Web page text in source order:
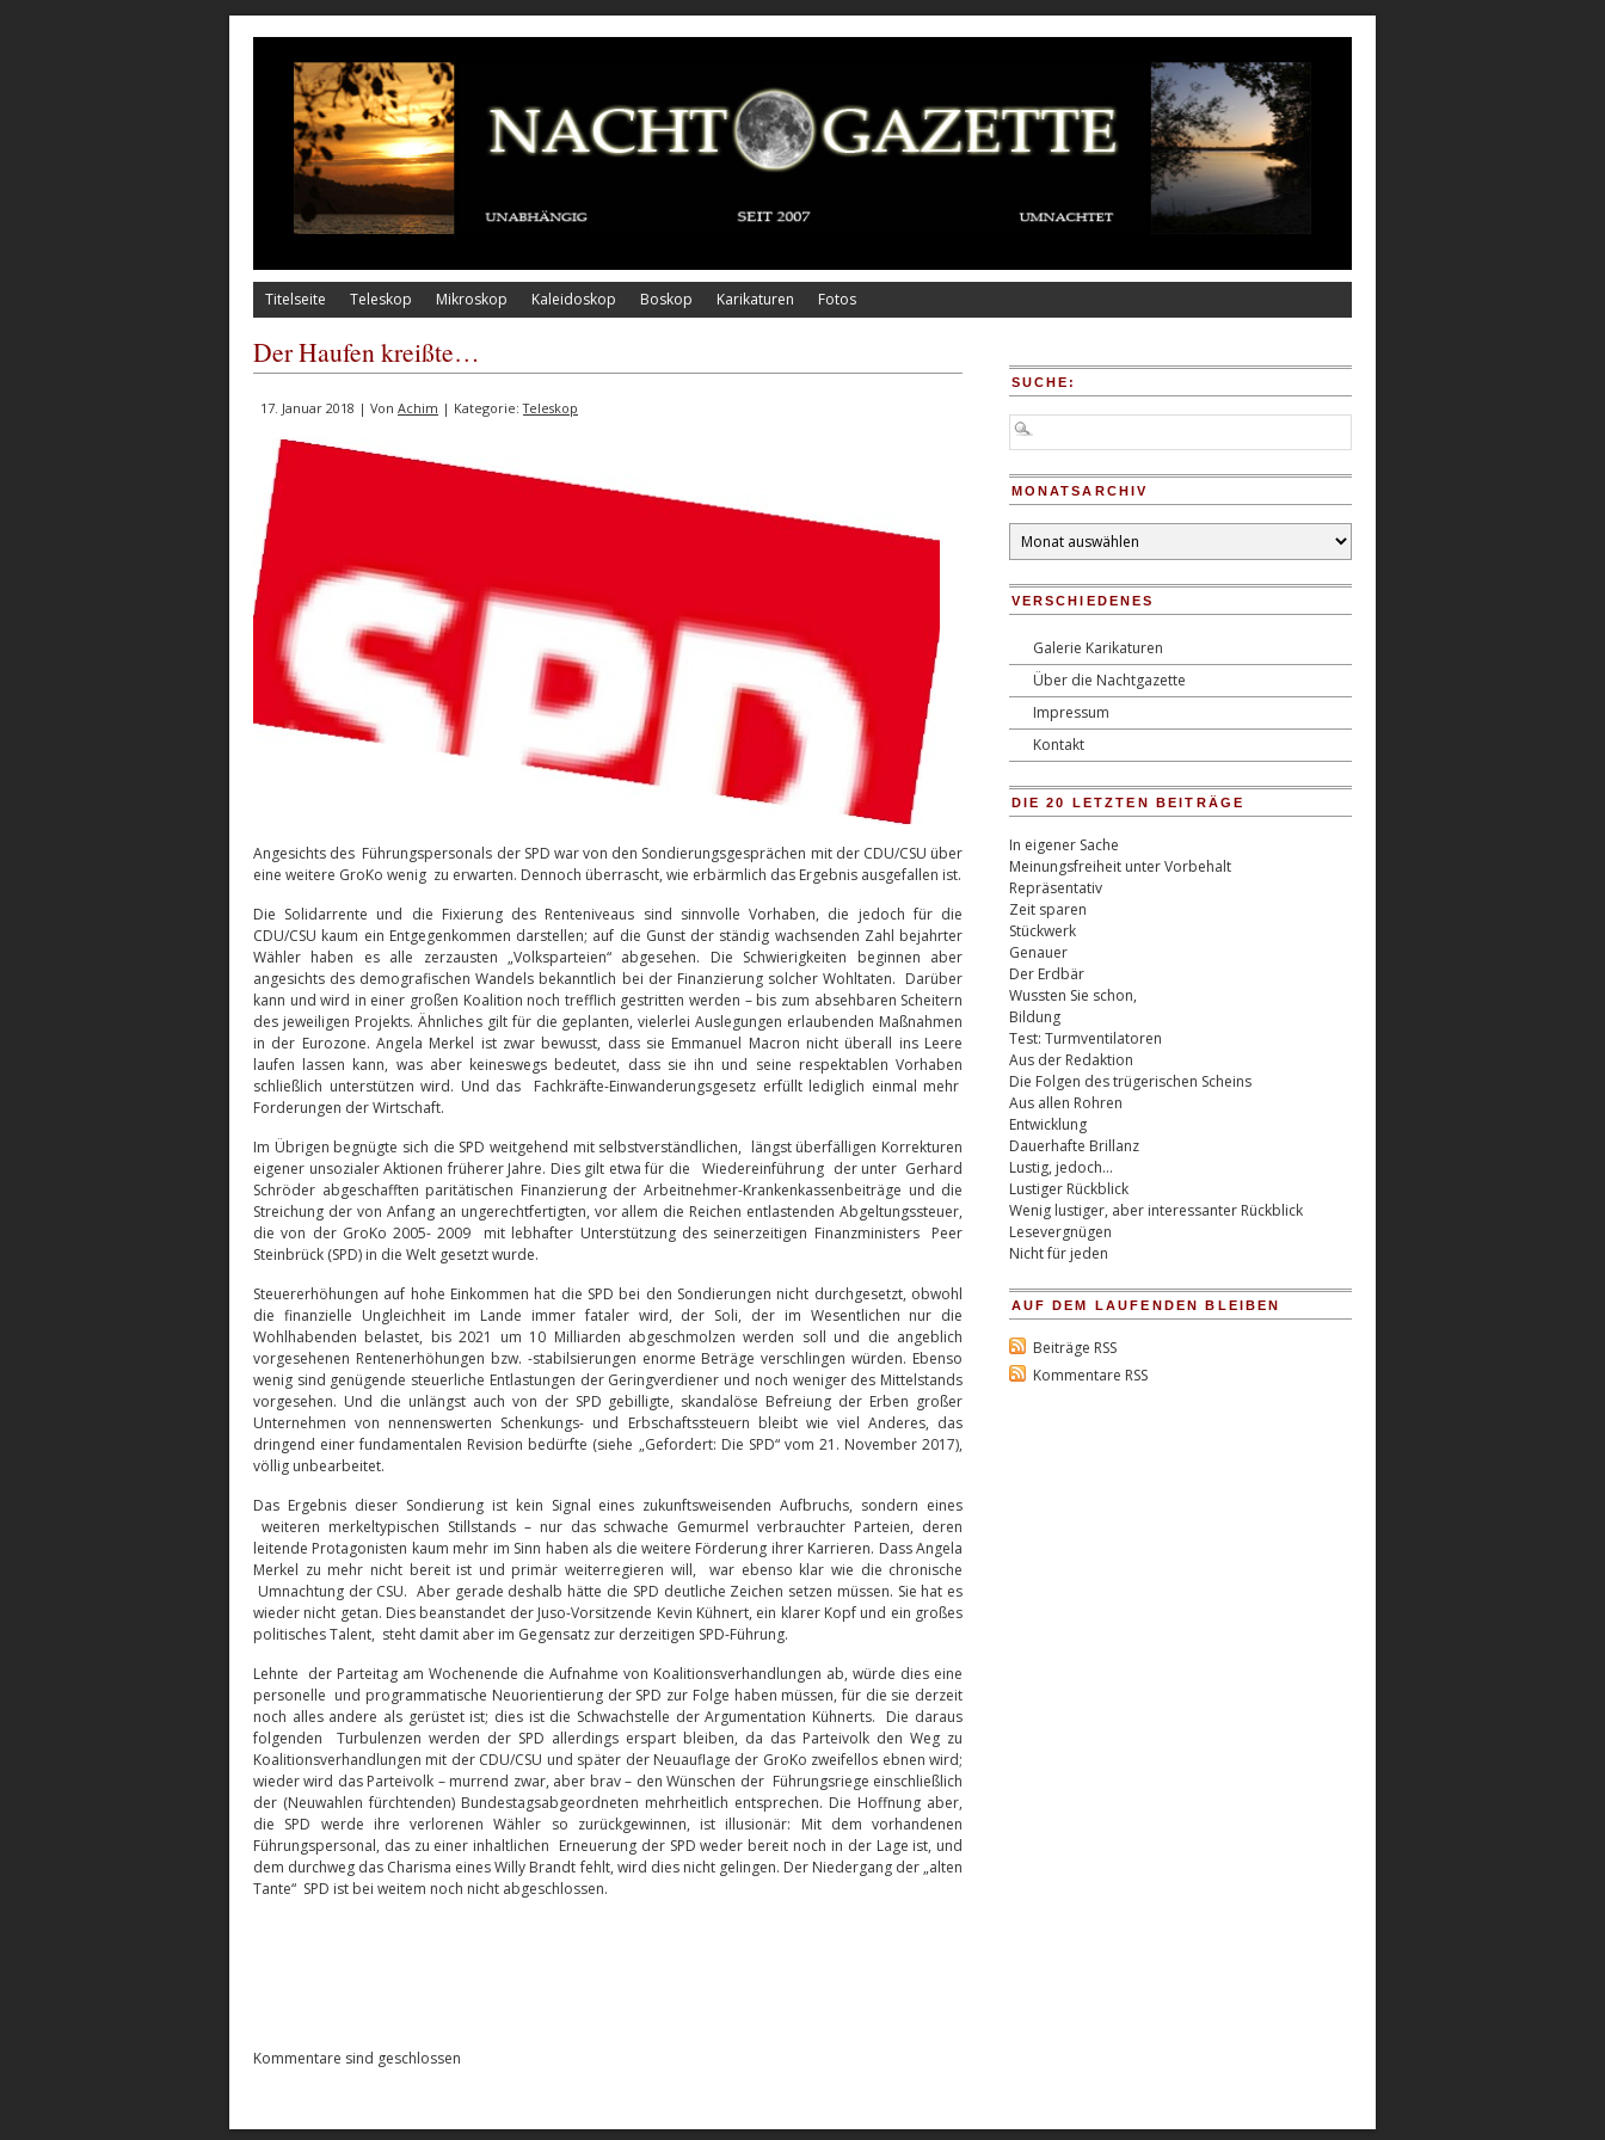
Titelseite Teleskop Mikroskop Kaleidoskop Boskop Karikaturen Fotos
Der Haufen kreißte…
17. Januar 2018 | Von Achim | Kategorie:Teleskop
Angesichts des Führungspersonals der SPD war von den Sondierungsgesprächen mit der CDU/CSU über
eine weitere GroKo wenig zu erwarten. Dennoch überrascht, wie erbärmlich das Ergebnis ausgefallen ist.
Die Solidarrente und die Fixierung des Renteniveaus sind sinnvolle Vorhaben, die jedoch für die
CDU/CSU kaum ein Entgegenkommen darstellen; auf die Gunst der ständig wachsenden Zahl bejahrter
Wähler haben es alle zerzausten „Volksparteien“ abgesehen. Die Schwierigkeiten beginnen aber
angesichts des demografischen Wandels bekanntlich bei der Finanzierung solcher Wohltaten. Darüber
kann und wird in einer großen Koalition noch trefflich gestritten werden – bis zum absehbaren Scheitern
des jeweiligen Projekts. Ähnliches gilt für die geplanten, vielerlei Auslegungen erlaubenden Maßnahmen
in der Eurozone. Angela Merkel ist zwar bewusst, dass sie Emmanuel Macron nicht überall ins Leere
laufen lassen kann, was aber keineswegs bedeutet, dass sie ihn und seine respektablen Vorhaben
schließlich unterstützen wird. Und das Fachkräfte-Einwanderungsgesetz erfüllt lediglich einmal mehr
Forderungen der Wirtschaft.
Im Übrigen begnügte sich die SPD weitgehend mit selbstverständlichen, längst überfälligen Korrekturen
eigener unsozialer Aktionen früherer Jahre. Dies gilt etwa für die Wiedereinführung der unter Gerhard
Schröder abgeschafften paritätischen Finanzierung der Arbeitnehmer-Krankenkassenbeiträge und die
Streichung der von Anfang an ungerechtfertigten, vor allem die Reichen entlastenden Abgeltungssteuer,
die von der GroKo 2005- 2009 mit lebhafter Unterstützung des seinerzeitigen Finanzministers Peer
Steinbrück (SPD) in die Welt gesetzt wurde.
Steuererhöhungen auf hohe Einkommen hat die SPD bei den Sondierungen nicht durchgesetzt, obwohl
die finanzielle Ungleichheit im Lande immer fataler wird, der Soli, der im Wesentlichen nur die
Wohlhabenden belastet, bis 2021 um 10 Milliarden abgeschmolzen werden soll und die angeblich
vorgesehenen Rentenerhöhungen bzw. -stabilsierungen enorme Beträge verschlingen würden. Ebenso
wenig sind genügende steuerliche Entlastungen der Geringverdiener und noch weniger des Mittelstands
vorgesehen. Und die unlängst auch von der SPD gebilligte, skandalöse Befreiung der Erben großer
Unternehmen von nennenswerten Schenkungs- und Erbschaftssteuern bleibt wie viel Anderes, das
dringend einer fundamentalen Revision bedürfte (siehe „Gefordert: Die SPD“ vom 21. November 2017),
völlig unbearbeitet.
Das Ergebnis dieser Sondierung ist kein Signal eines zukunftsweisenden Aufbruchs, sondern eines
weiteren merkeltypischen Stillstands – nur das schwache Gemurmel verbrauchter Parteien, deren
leitende Protagonisten kaum mehr im Sinn haben als die weitere Förderung ihrer Karrieren. Dass Angela
Merkel zu mehr nicht bereit ist und primär weiterregieren will, war ebenso klar wie die chronische
Umnachtung der CSU. Aber gerade deshalb hätte die SPD deutliche Zeichen setzen müssen. Sie hat es
wieder nicht getan. Dies beanstandet der Juso-Vorsitzende Kevin Kühnert, ein klarer Kopf und ein großes
politisches Talent, steht damit aber im Gegensatz zur derzeitigen SPD-Führung.
Lehnte der Parteitag am Wochenende die Aufnahme von Koalitionsverhandlungen ab, würde dies eine
personelle und programmatische Neuorientierung der SPD zur Folge haben müssen, für die sie derzeit
noch alles andere als gerüstet ist; dies ist die Schwachstelle der Argumentation Kühnerts. Die daraus
folgenden Turbulenzen werden der SPD allerdings erspart bleiben, da das Parteivolk den Weg zu
Koalitionsverhandlungen mit der CDU/CSU und später der Neuauflage der GroKo zweifellos ebnen wird;
wieder wird das Parteivolk – murrend zwar, aber brav – den Wünschen der Führungsriege einschließlich
der (Neuwahlen fürchtenden) Bundestagsabgeordneten mehrheitlich entsprechen. Die Hoffnung aber,
die SPD werde ihre verlorenen Wähler so zurückgewinnen, ist illusionär: Mit dem vorhandenen
Führungspersonal, das zu einer inhaltlichen Erneuerung der SPD weder bereit noch in der Lage ist, und
dem durchweg das Charisma eines Willy Brandt fehlt, wird dies nicht gelingen. Der Niedergang der „alten
Tante“ SPD ist bei weitem noch nicht abgeschlossen.
Kommentare sind geschlossen
SUCHE:
MONATSARCHIV
Monatsarchiv
VERSCHIEDENES
Galerie Karikaturen
Über die Nachtgazette
Impressum
Kontakt
DIE 20 LETZTEN BEITRÄGE
In eigener Sache
Meinungsfreiheit unter Vorbehalt
Repräsentativ
Zeit sparen
Stückwerk
Genauer
Der Erdbär
Wussten Sie schon,
Bildung
Test: Turmventilatoren
Aus der Redaktion
Die Folgen des trügerischen Scheins
Aus allen Rohren
Entwicklung
Dauerhafte Brillanz
Lustig, jedoch…
Lustiger Rückblick
Wenig lustiger, aber interessanter Rückblick
Lesevergnügen
Nicht für jeden
AUF DEM LAUFENDEN BLEIBEN
Beiträge RSS
Kommentare RSS